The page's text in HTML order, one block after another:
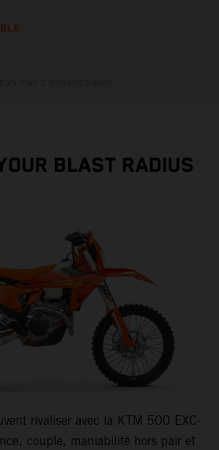
BLAST RADIUS
rivaliser avec la KTM 500 EXC-
couple, maniabilité hors pair et